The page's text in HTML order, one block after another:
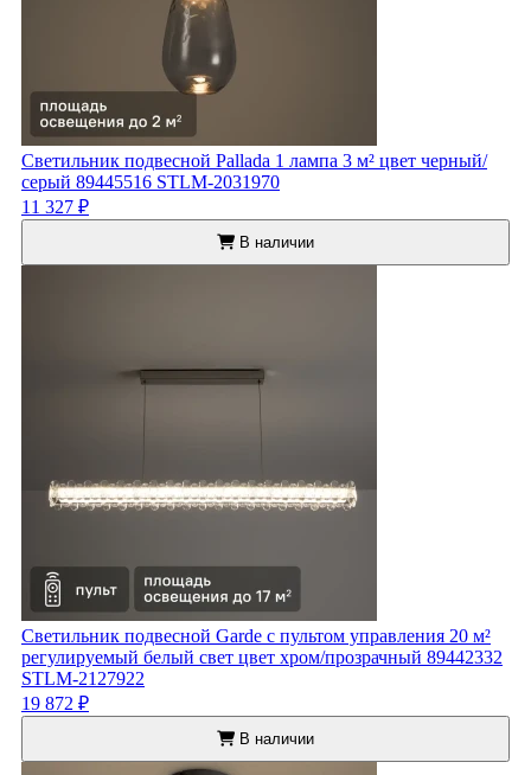
Светильник подвесной Pallada 1 лампа 3 м² цвет черный/
серый 89445516 STLM-2031970
11 327 ₽
В наличии
Светильник подвесной Garde с пультом управления 20 м²
регулируемый белый свет цвет хром/прозрачный 89442332
STLM-2127922
19 872 ₽
В наличии